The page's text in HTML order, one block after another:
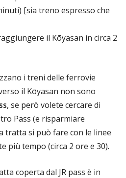
[sia treno espresso che
il Kōyasan in circa 2
i treni delle ferrovie
il Kōyasan non sono
, se però volete cercare di
Pass (e risparmiare
tratta si può fare con le linee
più tempo (circa 2 ore e 30).
coperta dal JR pass è in